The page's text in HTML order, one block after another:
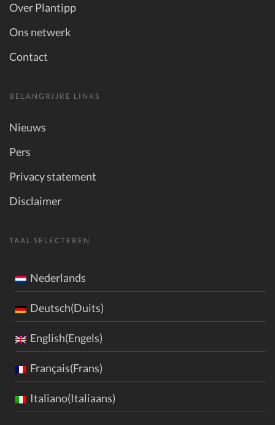
Over Plantipp
Ons netwerk
Contact
BELANGRIJKE LINKS
Nieuws
Pers
Privacy statement
Disclaimer
TAAL SELECTEREN
Nederlands
Deutsch(Duits)
English(Engels)
Français(Frans)
Italiano(Italiaans)